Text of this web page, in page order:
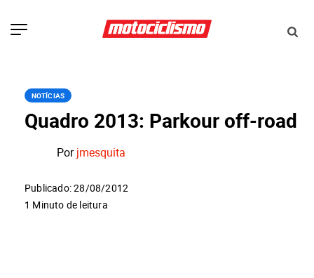
NOTÍCIAS
Quadro 2013: Parkour off-road
Porjmesquita
Publicado: 28/08/2012
1 Minuto de leitura